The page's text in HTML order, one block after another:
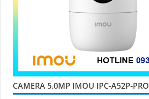
CAMERA 5.0MP IMOU IPC-A52P-PRO